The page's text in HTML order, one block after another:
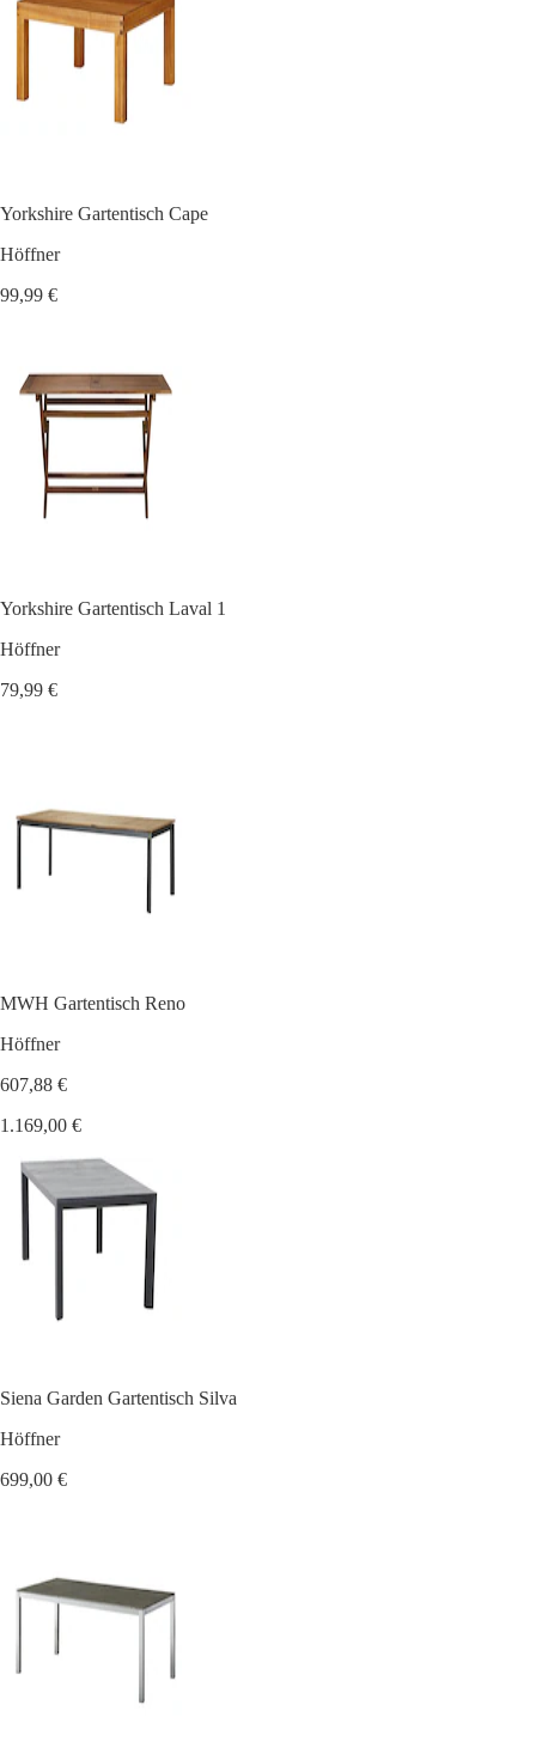
Yorkshire Gartentisch Cape
Höffner
99,99 €
Yorkshire Gartentisch Laval 1
Höffner
79,99 €
MWH Gartentisch Reno
Höffner
607,88 €
1.169,00 €
Siena Garden Gartentisch Silva
Höffner
699,00 €